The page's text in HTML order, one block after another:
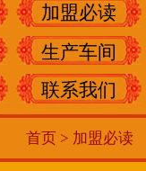
加盟必读
生产车间
联系我们
加盟必读
首页 >